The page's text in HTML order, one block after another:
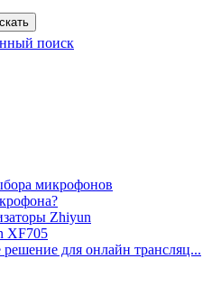
поиск
микрофонов
Zhiyun
XF705
для онлайн трансляц...